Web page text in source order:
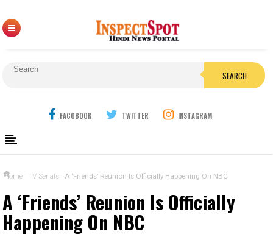
SEARCH
FACOBOOK TWITTER INSTAGRAM
Home TV Serials A ‘Friends’ Reunion Is Officially Happening On NBC
A ‘Friends’ Reunion Is Officially
Happening On NBC